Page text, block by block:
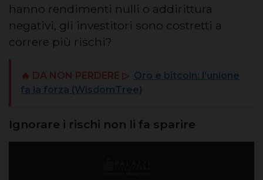
hanno rendimenti nulli o addirittura
negativi, gli investitori sono costretti a
correre più rischi?
🔥 DA NON PERDERE ▷ Oro e bitcoin: l’unione
fa la forza (WisdomTree)
Ignorare i rischi non li fa sparire